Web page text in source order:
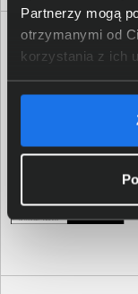
Partnerzy mogą
otrzymanymi od
korzystania z ich